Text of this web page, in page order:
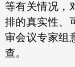
等有关情况，
排的真实性、
审会议专家组
查。